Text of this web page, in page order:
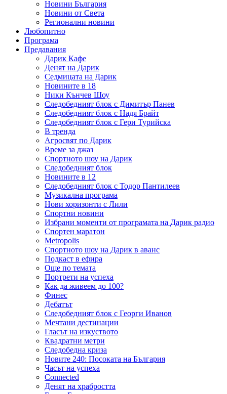
Новини България
Новини от Света
Регионални новини
Любопитно
Програма
Предавания
Дарик Кафе
Денят на Дарик
Седмицата на Дарик
Новините в 18
Ники Кънчев Шоу
Следобедният блок с Димитър Панев
Следобедният блок с Надя Брайт
Следобедният блок с Гери Турийска
В тренда
Агросвят по Дарик
Време за джаз
Спортното шоу на Дарик
Следобедният блок
Новините в 12
Следобедният блок с Тодор Пантилеев
Музикална програма
Нови хоризонти с Лили
Спортни новини
Избрани моменти от програмата на Дарик радио
Спортен маратон
Metropolis
Спортното шоу на Дарик в аванс
Подкаст в ефира
Още по темата
Портрети на успеха
Как да живеем до 100?
Финес
Дебатът
Следобедният блок с Георги Иванов
Мечтани дестинации
Гласът на изкуството
Квадратни метри
Следобедна криза
Новите 240: Посоката на България
Часът на успеха
Connected
Денят на храбростта